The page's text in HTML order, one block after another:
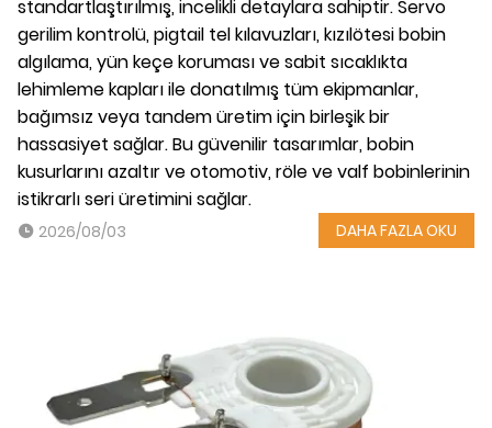
standartlaştırılmış, incelikli detaylara sahiptir. Servo
gerilim kontrolü, pigtail tel kılavuzları, kızılötesi bobin
algılama, yün keçe koruması ve sabit sıcaklıkta
lehimleme kapları ile donatılmış tüm ekipmanlar,
bağımsız veya tandem üretim için birleşik bir
hassasiyet sağlar. Bu güvenilir tasarımlar, bobin
kusurlarını azaltır ve otomotiv, röle ve valf bobinlerinin
istikrarlı seri üretimini sağlar.
2026/08/03 DAHA FAZLA OKU